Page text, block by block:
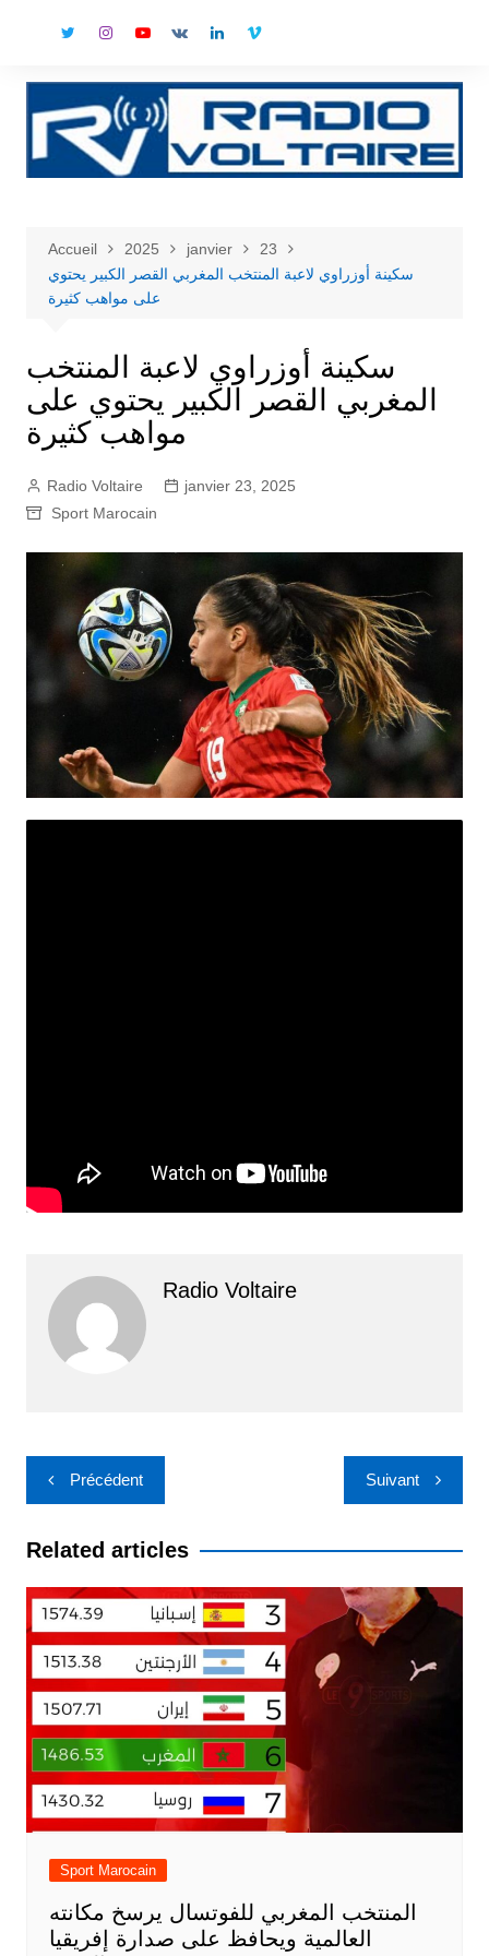
Accueil 2025 janvier
23
سكينة أوزراوي لاعبة المنتخب المغربي القصر الكبير يحتوي
على مواهب كثيرة
سكينة أوزراوي لاعبة المنتخب
المغربي القصر الكبير يحتوي على
مواهب كثيرة
Radio Voltaire
janvier 23, 2025
Sport Marocain
Radio Voltaire
Navigation
de
l’article
Précédent Suivant
Related articles
Sport Marocain
المنتخب المغربي للفوتسال يرسخ مكانته
العالمية ويحافظ على صدارة إفريقيا